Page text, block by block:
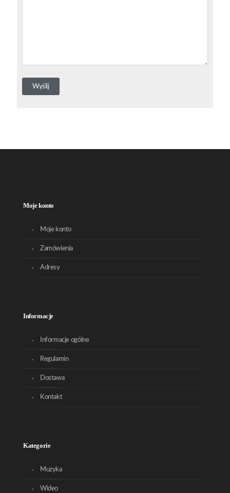
Moje konto
Moje konto
Zamówienia
Adresy
Informacje
Informacje ogólne
Regulamin
Dostawa
Kontakt
Kategorie
Muzyka
Wideo